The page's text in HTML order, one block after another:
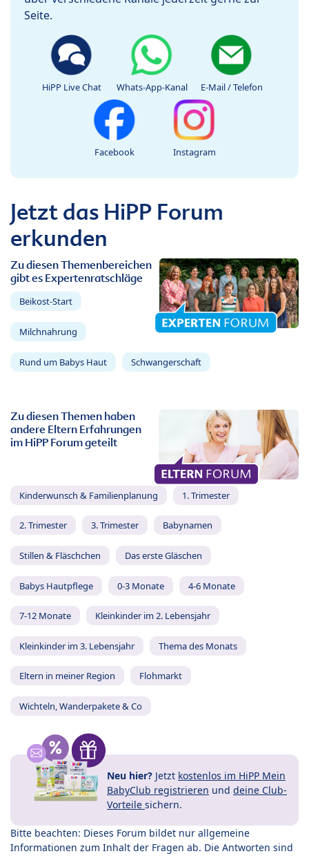
Seite.
HiPP Live Chat Whats-App-Kanal E-Mail / Telefon
Facebook Instagram
Jetzt das HiPP Forum
erkunden
Zu diesen Themenbereichen
gibt es Expertenratschläge
Beikost-Start
Milchnahrung
Rund um Babys Haut Schwangerschaft
Zu diesen Themen haben
andere Eltern Erfahrungen
im HiPP Forum geteilt
Kinderwunsch & Familienplanung 1. Trimester
2. Trimester 3. Trimester Babynamen
Stillen & Fläschchen Das erste Gläschen
Babys Hautpflege 0-3 Monate 4-6 Monate
7-12 Monate Kleinkinder im 2. Lebensjahr
Kleinkinder im 3. Lebensjahr Thema des Monats
Eltern in meiner Region Flohmarkt
Wichteln, Wanderpakete & Co
Neu hier? Jetzt kostenlos im HiPP Mein
BabyClub registrieren und deine Club-
Vorteile sichern.
Bitte beachten: Dieses Forum bildet nur allgemeine
Informationen zum Inhalt der Fragen ab. Die Antworten sind